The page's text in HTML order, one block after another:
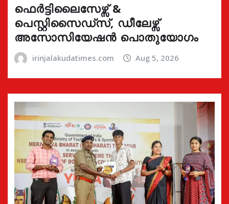
ഫെർട്ടിലൈസേഴ്സ് &
പെസ്റ്റിസൈഡ്സ്, ഡീലേഴ്സ്
അസോസിയേഷൻ പൊതുയോഗം
irinjalakudatimes.com Aug 5, 2026